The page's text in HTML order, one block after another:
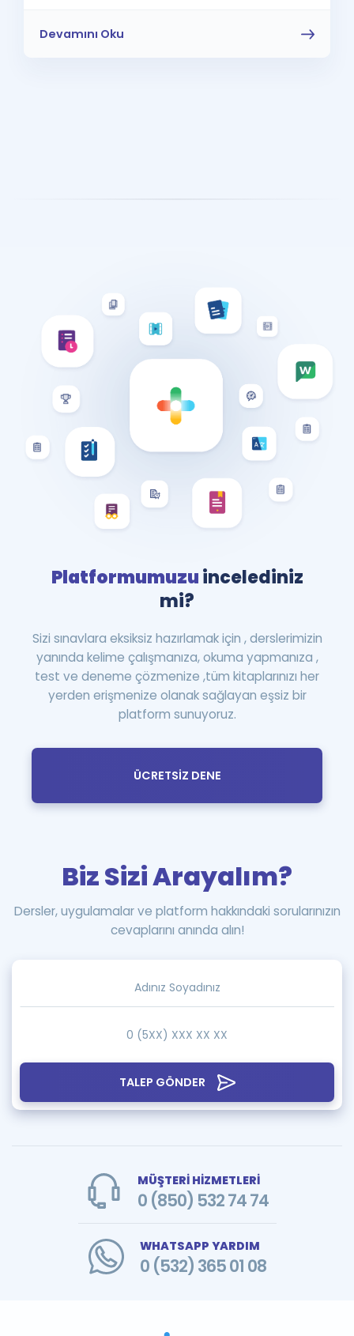
Devamını Oku
Platformumuzuincelediniz
mi?
Sizi sınavlara eksiksiz hazırlamak için , derslerimizin
yanında kelime çalışmanıza, okuma yapmanıza ,
test ve deneme çözmenize ,tüm kitaplarınızı her
yerden erişmenize olanak sağlayan eşsiz bir
platform sunuyoruz.
ÜCRETSİZ DENE
TALEP GÖNDER
Biz Sizi Arayalım?
Dersler, uygulamalar ve platform hakkındaki sorularınızın
cevaplarını anında alın!
MÜŞTERİ HİZMETLERİ
0 (850) 532 74 74
WHATSAPP YARDIM
0 (532) 365 01 08